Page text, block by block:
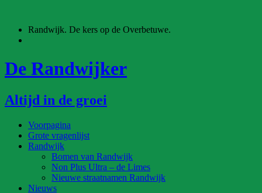
inhoud
Randwijk. De kers op de Overbetuwe.
De Randwijker
Altijd in de groei
Voorpagina
Grote vragenlijst
Randwijk
Bomen van Randwijk
Non Plus Ultra – de Limes
Nieuwe straatnamen Randwijk
Nieuws